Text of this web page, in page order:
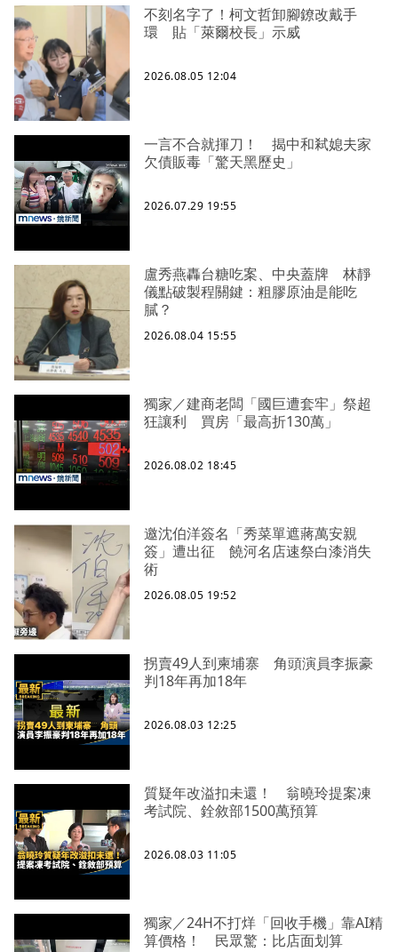
不刻名字了！柯文哲卸腳鐐改戴手
環 貼「萊爾校長」示威
2026.08.05 12:04
一言不合就揮刀！ 揭中和弒媳夫家
欠債販毒「驚天黑歷史」
2026.07.29 19:55
盧秀燕轟台糖吃案、中央蓋牌 林靜
儀點破製程關鍵：粗膠原油是能吃
膩？
2026.08.04 15:55
獨家／建商老闆「國巨遭套牢」祭超
狂讓利 買房「最高折130萬」
2026.08.02 18:45
邀沈伯洋簽名「秀菜單遮蔣萬安親
簽」遭出征 饒河名店速祭白漆消失
術
2026.08.05 19:52
拐賣49人到柬埔寨 角頭演員李振豪
判18年再加18年
2026.08.03 12:25
質疑年改溢扣未還！ 翁曉玲提案凍
考試院、銓敘部1500萬預算
2026.08.03 11:05
獨家／24H不打烊「回收手機」靠AI精
算價格！ 民眾驚：比店面划算